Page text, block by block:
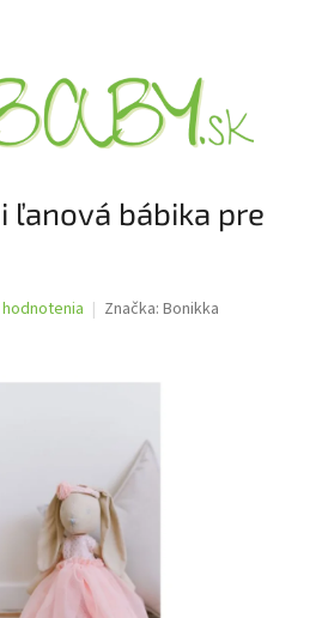
ľanová bábika pre
Značka: Bonikka